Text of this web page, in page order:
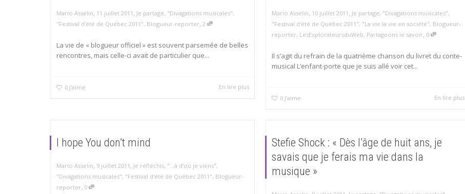
Mario Asselin, 11 juillet 2011 , Je partage, "Divagations musicales",
"Festival d'été de Québec 2011", Blogueur-reporter, 2
La vie de « blogueur officiel » est souvent parsemée de belles
rencontres, mais celle-ci avait de particulier que...
0 J'aime En lire plus
Mario Asselin, 10 juillet 2011 , Je partage, "Divagations musicales",
"Festival d'été de Québec 2011", "La vie la vie en société", Blogueur-
reporter, LesExplorateursduWeb, Partageons le savoir, 0
Il s’agit du refrain de la quatrième chanson du livret du conte-
musical L’enfant-porte que je suis allé voir cet...
0 J'aime En lire plus
I hope You don’t mind
Mario Asselin, 9 juillet 2011 , Je réfléchis, "...à d'où je viens",
"Divagations musicales", "Festival d'été de Québec 2011", Blogueur-
reporter, 0
Stefie Shock : « Dès l’âge de huit ans, je
savais que je ferais ma vie dans la
musique »